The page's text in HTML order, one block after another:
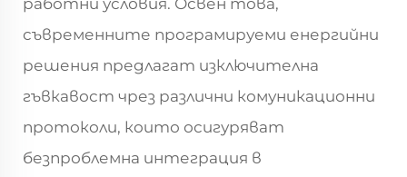
работни условия. Освен това,
съвременните програмируеми енергийни
решения предлагат изключителна
гъвкавост чрез различни комуникационни
протоколи, които осигуряват
безпроблемна интеграция в